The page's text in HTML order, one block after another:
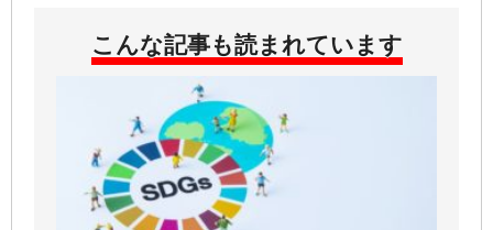
こんな記事も読まれています